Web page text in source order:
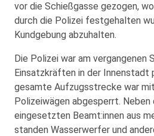
vor die Schießgasse gezogen,
durch die Polizei festgehalten
Kundgebung abzuhalten.
Die Polizei war am vergangenen
Einsatzkräften in der Innenstadt
gesamte Aufzugsstrecke war
Polizeiwägen abgesperrt. Neben
eingesetzten Beamt:innen aus
standen Wasserwerfer und